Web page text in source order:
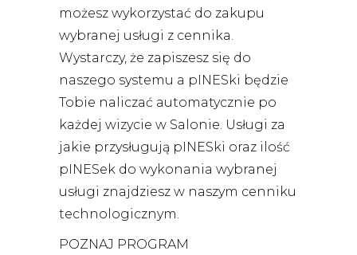
możesz wykorzystać do zakupu
wybranej usługi z cennika.
Wystarczy, że zapiszesz się do
naszego systemu a pINESki będzie
Tobie naliczać automatycznie po
każdej wizycie w Salonie. Usługi za
jakie przysługują pINESki oraz ilość
pINESek do wykonania wybranej
usługi znajdziesz w naszym cenniku
technologicznym.
POZNAJ PROGRAM